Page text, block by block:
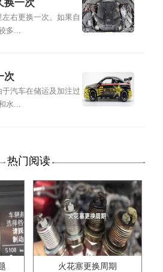
换一次
右更换一次。如果自
多...
次
汽车在储运及加注过
水...
热门阅读
火花塞更换周期